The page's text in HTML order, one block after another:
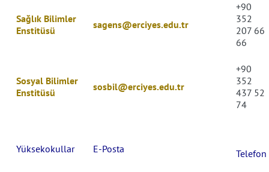
Sağlık Bilimler
Enstitüsü
sagens@erciyes.edu.tr
+90
352
207 66
66
Sosyal Bilimler
Enstitüsü
sosbil@erciyes.edu.tr
+90
352
437 52
74
Yüksekokullar E-Posta Telefon